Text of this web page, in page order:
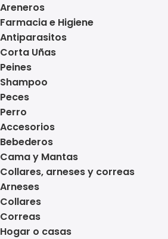
Areneros
Farmacia e Higiene
Antiparasitos
Corta Uñas
Peines
Shampoo
Peces
Perro
Accesorios
Bebederos
Cama y Mantas
Collares, arneses y correas
Arneses
Collares
Correas
Hogar o casas